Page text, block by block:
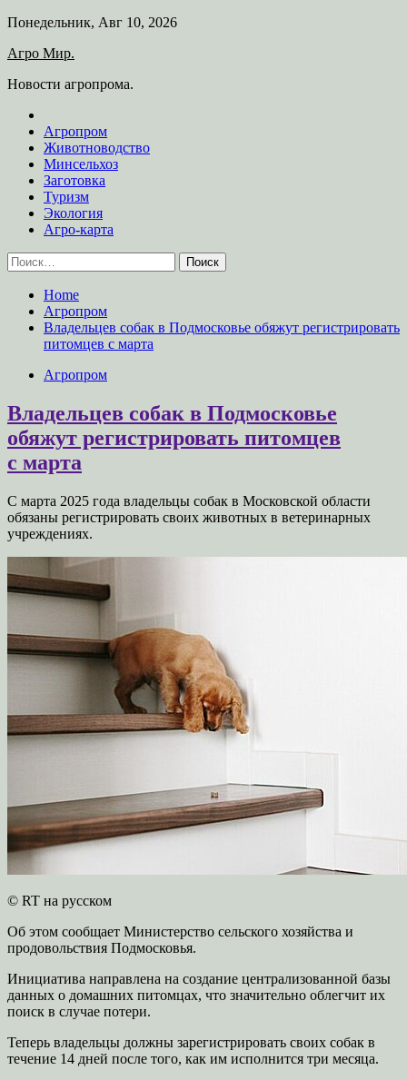
Skip
content
Понедельник, Авг 10, 2026
Агро Мир.
Новости агропрома.
Агропром
Животноводство
Минсельхоз
Заготовка
Туризм
Экология
Агро-карта
Найти:
Home
Агропром
Владельцев собак в Подмосковье обяжут регистрировать
питомцев с марта
Агропром
Владельцев собак в Подмосковье
обяжут регистрировать питомцев
с марта
С марта 2025 года владельцы собак в Московской области
обязаны регистрировать своих животных в ветеринарных
учреждениях.
© RT на русском
Об этом сообщает Министерство сельского хозяйства и
продовольствия Подмосковья.
Инициатива направлена на создание централизованной базы
данных о домашних питомцах, что значительно облегчит их
поиск в случае потери.
Теперь владельцы должны зарегистрировать своих собак в
течение 14 дней после того, как им исполнится три месяца.